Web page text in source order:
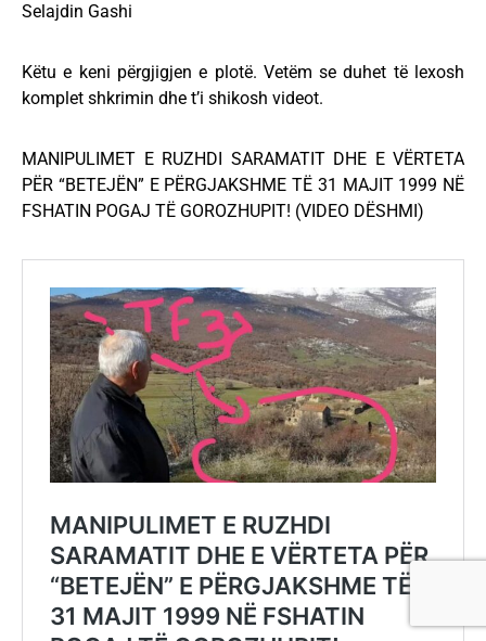
Selajdin Gashi
Këtu e keni përgjigjen e plotë. Vetëm se duhet të lexosh
komplet shkrimin dhe t’i shikosh videot.
MANIPULIMET E RUZHDI SARAMATIT DHE E VËRTETA
PËR “BETEJËN” E PËRGJAKSHME TË 31 MAJIT 1999 NË
FSHATIN POGAJ TË GOROZHUPIT! (VIDEO DËSHMI)